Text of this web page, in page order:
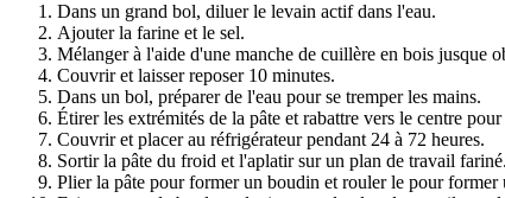
Dans un grand bol, diluer le levain actif dans l'eau.
Ajouter la farine et le sel.
Mélanger à l'aide d'une manche de cuillère en bois jusque
Couvrir et laisser reposer 10 minutes.
Dans un bol, préparer de l'eau pour se tremper les mains.
Étirer les extrémités de la pâte et rabattre vers le centre
Couvrir et placer au réfrigérateur pendant 24 à 72 heures.
Sortir la pâte du froid et l'aplatir sur un plan de travail fariné.
Plier la pâte pour former un boudin et rouler le pour former